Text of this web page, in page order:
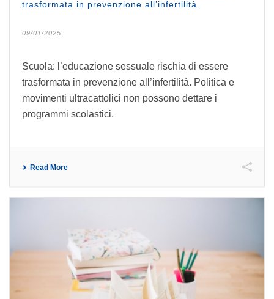
trasformata in prevenzione all’infertilità.
09/01/2025
Scuola: l’educazione sessuale rischia di essere
trasformata in prevenzione all’infertilità. Politica e
movimenti ultracattolici non possono dettare i
programmi scolastici.
Read More